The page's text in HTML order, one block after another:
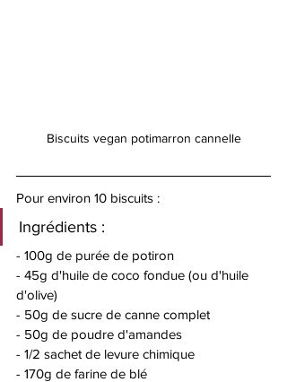
Biscuits vegan potimarron cannelle
Pour environ 10 biscuits :
Ingrédients :
- 100g de purée de potiron
- 45g d'huile de coco fondue (ou d'huile
d'olive)
- 50g de sucre de canne complet
- 50g de poudre d'amandes
- 1/2 sachet de levure chimique
- 170g de farine de blé